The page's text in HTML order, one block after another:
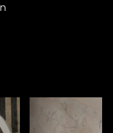
și
explorează
fiind gândit
de dinamica
premium
rigoare și